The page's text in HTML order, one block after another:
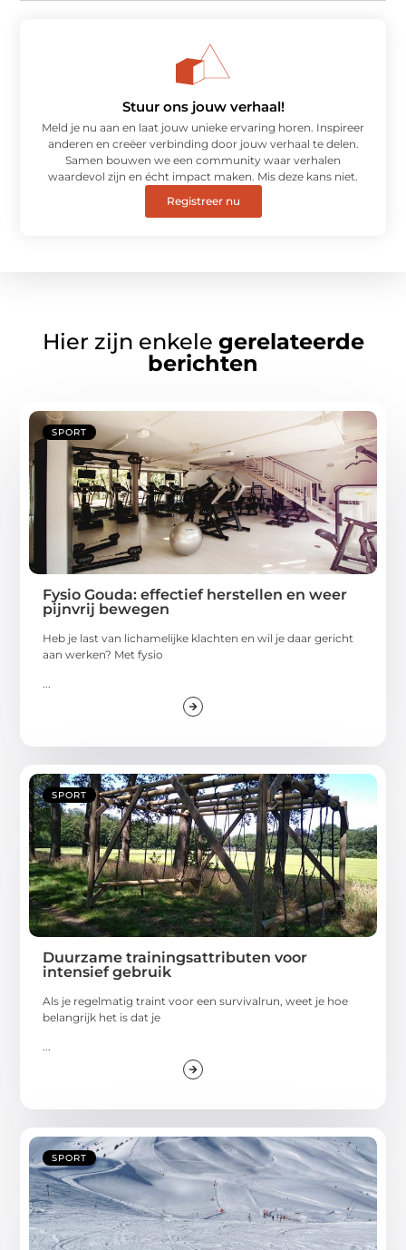
Stuur ons jouw verhaal!
Meld je nu aan en laat jouw unieke ervaring horen. Inspireer
anderen en creëer verbinding door jouw verhaal te delen.
Samen bouwen we een community waar verhalen
waardevol zijn en écht impact maken. Mis deze kans niet.
Registreer nu
Hier zijn enkele gerelateerde
berichten
SPORT
Fysio Gouda: effectief herstellen en weer
pijnvrij bewegen
Heb je last van lichamelijke klachten en wil je daar gericht
aan werken? Met fysio
...
SPORT
Duurzame trainingsattributen voor
intensief gebruik
Als je regelmatig traint voor een survivalrun, weet je hoe
belangrijk het is dat je
...
SPORT